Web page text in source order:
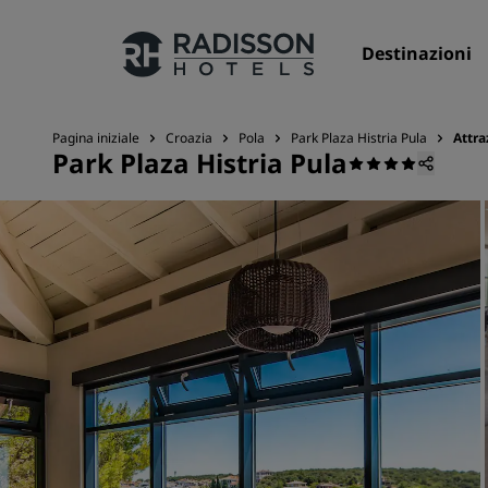
Destinazioni
I nostri Marchi
Marchi Radisson Hotels
Pagina iniziale Croazia Pola Park Plaza Histria Pula
Park Plaza Histria Pula